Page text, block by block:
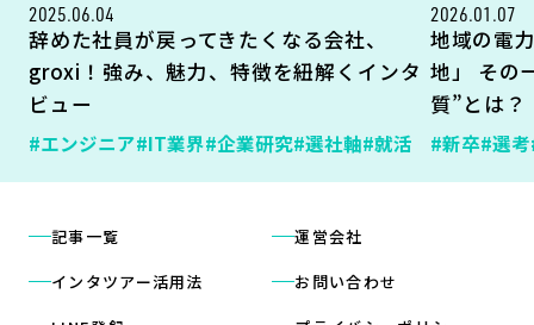
2025.06.04
辞めた社員が戻ってきたくなる会社、
groxi！強み、魅力、特徴を紐解くインタ
ビュー
#エンジニア#IT業界#企業研究#選社軸#就活
2026.01.07
地域の電
地」 その
質”とは？
#新卒#選考
記事一覧
インタツアー活用法
運営会社
お問い合わせ